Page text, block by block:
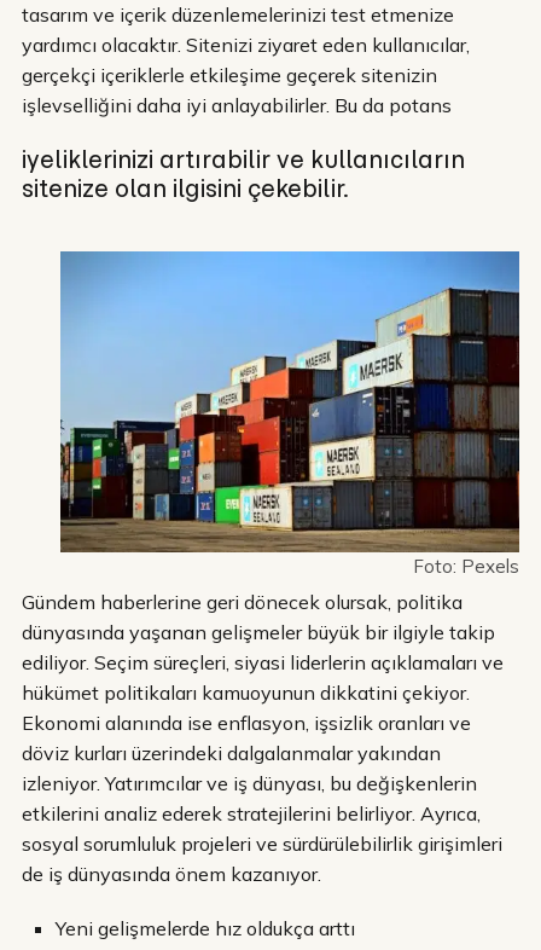
tasarım ve içerik düzenlemelerinizi test etmenize
yardımcı olacaktır. Sitenizi ziyaret eden kullanıcılar,
gerçekçi içeriklerle etkileşime geçerek sitenizin
işlevselliğini daha iyi anlayabilirler. Bu da potans
iyeliklerinizi artırabilir ve kullanıcıların
sitenize olan ilgisini çekebilir.
Foto: Pexels
Gündem haberlerine geri dönecek olursak, politika
dünyasında yaşanan gelişmeler büyük bir ilgiyle takip
ediliyor. Seçim süreçleri, siyasi liderlerin açıklamaları ve
hükümet politikaları kamuoyunun dikkatini çekiyor.
Ekonomi alanında ise enflasyon, işsizlik oranları ve
döviz kurları üzerindeki dalgalanmalar yakından
izleniyor. Yatırımcılar ve iş dünyası, bu değişkenlerin
etkilerini analiz ederek stratejilerini belirliyor. Ayrıca,
sosyal sorumluluk projeleri ve sürdürülebilirlik girişimleri
de iş dünyasında önem kazanıyor.
Yeni gelişmelerde hız oldukça arttı